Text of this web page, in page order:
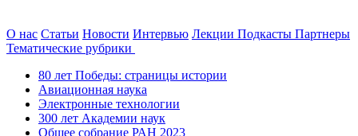
О нас Статьи Новости Интервью Лекции Подкасты Партнеры
Тематические рубрики
80 лет Победы: страницы истории
Авиационная наука
Электронные технологии
300 лет Академии наук
Общее собрание РАН 2023